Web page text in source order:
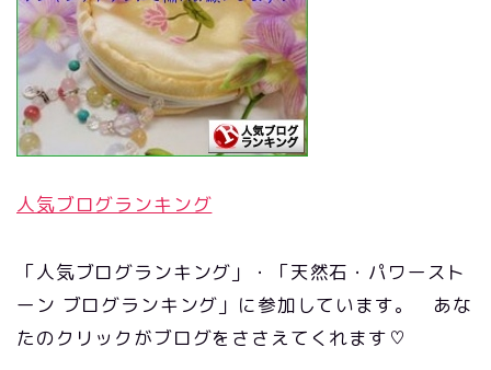
人気ブログランキング
「人気ブログランキング」・「天然石・パワースト
ーン ブログランキング」に参加しています。 あな
たのクリックがブログをささえてくれます♡